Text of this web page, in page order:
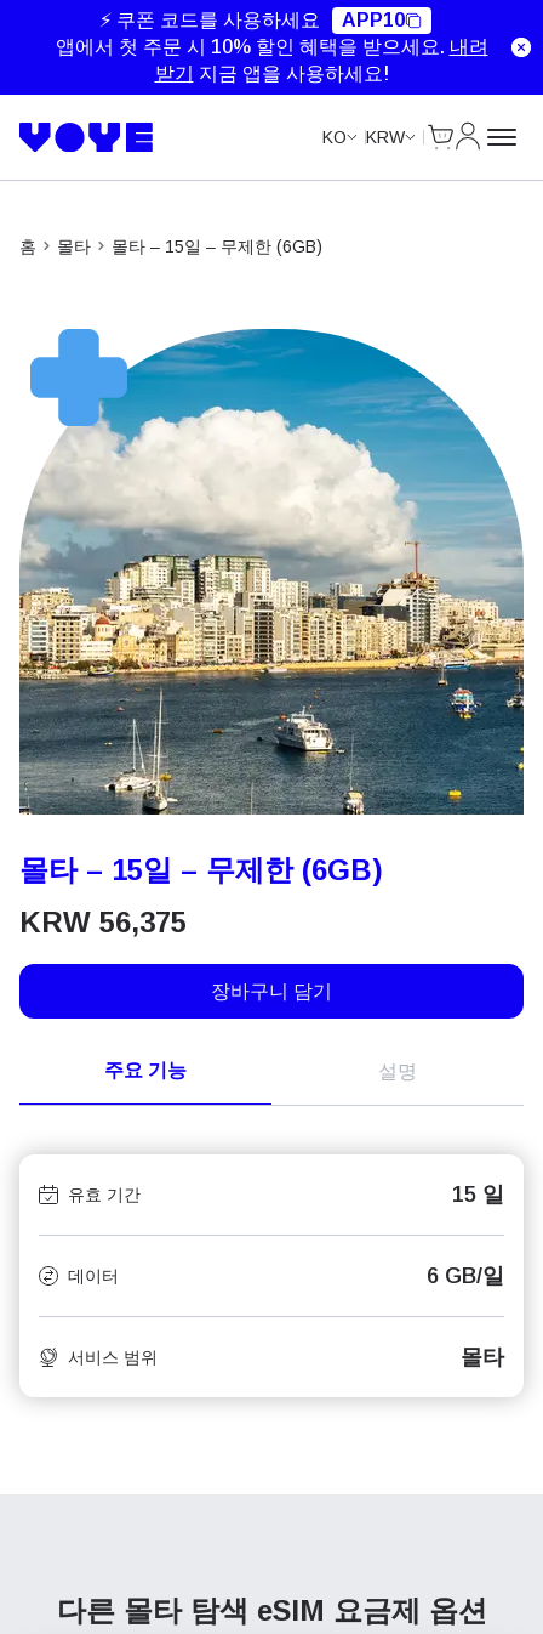
⚡ 쿠폰 코드를 사용하세요
APP10
앱에서 첫 주문 시 10% 할인 혜택을 받으세요. 내려
받기
지금 앱을 사용하세요!
KO KRW
홈 몰타 몰타 – 15일 – 무제한 (6GB)
몰타 – 15일 – 무제한 (6GB)
KRW 56,375
장바구니 담기
주요 기능 설명
유효 기간 15 일
데이터 6 GB/일
서비스 범위 몰타
다른 몰타 탐색 eSIM 요금제 옵션
Unlimited Data
Unlimited Data
Unlimited Data
Unlimited Data